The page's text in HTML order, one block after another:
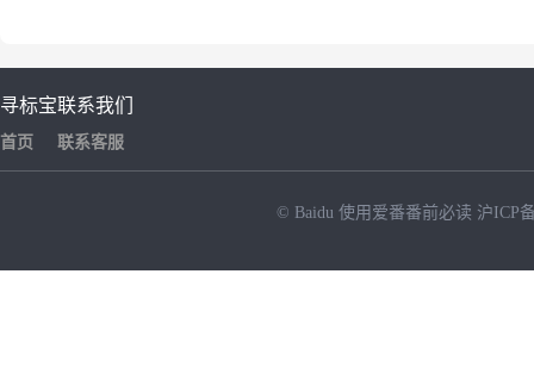
寻标宝
首页
联系我们
联系客服
© Baidu 使用爱番番前必读 沪ICP